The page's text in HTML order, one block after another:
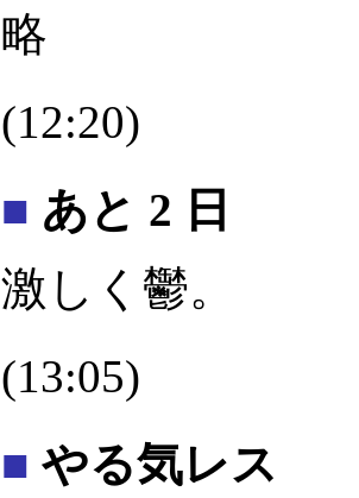
略
(12:20)
■ あと 2 日
激しく鬱。
(13:05)
■ やる気レス